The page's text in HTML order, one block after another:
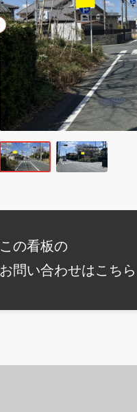
この看板の
お問い合わせはこちら